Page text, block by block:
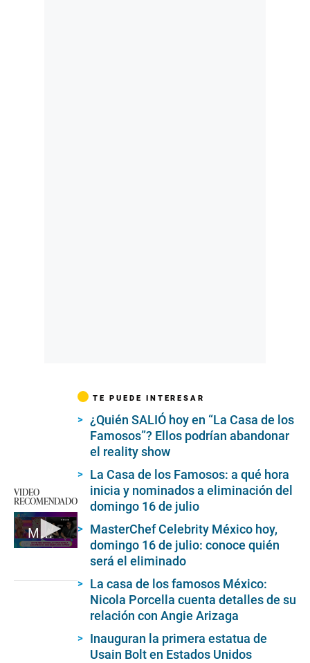
VIDEO
RECOMENDADO
Michelle Soifer sobre su polémica con Leslie Shaw
TE PUEDE INTERESAR
¿Quién SALIÓ hoy en “La Casa de los
Famosos”? Ellos podrían abandonar
el reality show
La Casa de los Famosos: a qué hora
inicia y nominados a eliminación del
domingo 16 de julio
MasterChef Celebrity México hoy,
domingo 16 de julio: conoce quién
será el eliminado
La casa de los famosos México:
Nicola Porcella cuenta detalles de su
relación con Angie Arizaga
Inauguran la primera estatua de
Usain Bolt en Estados Unidos